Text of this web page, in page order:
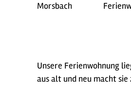
Morsbach
Unsere Ferienwohnung
aus alt und neu macht